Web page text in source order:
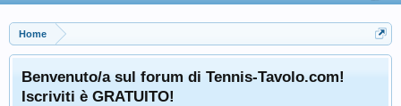
Home
Benvenuto/a sul forum di Tennis-Tavolo.com!
Iscriviti è GRATUITO!